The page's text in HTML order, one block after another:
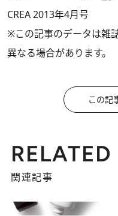
CREA 2013年4月号
※この記事のデータは雑
異なる場合があります。
この記
関連記事